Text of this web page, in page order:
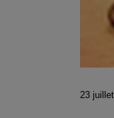
23